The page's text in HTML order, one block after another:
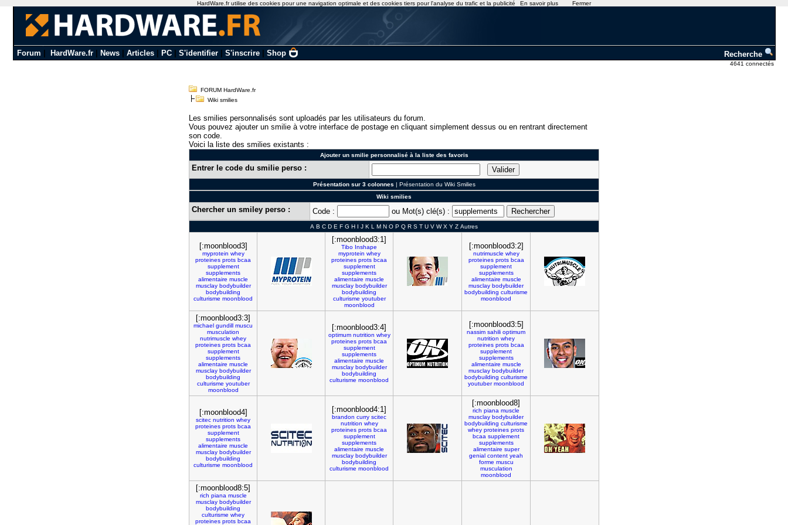
Forum HardWare.fr| News| Articles| PC| S'identifier| S'inscrire| Shop Recherche
4641 connectés
FORUM HardWare.fr
Wiki smilies
Les smilies personnalisés sont uploadés par les utilisateurs du forum.
Vous pouvez ajouter un smilie à votre interface de postage en cliquant simplement dessus ou en rentrant directement
son code.
Voici la liste des smilies existants :
Ajouter un smilie personnalisé à la liste des favoris
Entrer le code du smilie perso :
Présentation sur 3 colonnes | Présentation du Wiki Smilies
Wiki smilies
Chercher un smiley perso : Code : ou Mot(s) clé(s) :
A B C D E F G H I J K L M N O P Q R S T U V W X Y Z Autres
[:moonblood3]
myprotein whey
proteines prots bcaa
supplement
supplements
alimentaire muscle
musclay bodybuilder
bodybuilding
culturisme moonblood
[:moonblood3:1]
Tibo Inshape
myprotein whey
proteines prots bcaa
supplement
supplements
alimentaire muscle
musclay bodybuilder
bodybuilding
culturisme youtuber
moonblood
[:moonblood3:2]
nutrimuscle whey
proteines prots bcaa
supplement
supplements
alimentaire muscle
musclay bodybuilder
bodybuilding culturisme
moonblood
[:moonblood3:3]
michael gundill muscu
musculation
nutrimuscle whey
proteines prots bcaa
supplement
supplements
alimentaire muscle
musclay bodybuilder
bodybuilding
culturisme youtuber
moonblood
[:moonblood3:4]
optimum nutrition whey
proteines prots bcaa
supplement
supplements
alimentaire muscle
musclay bodybuilder
bodybuilding
culturisme moonblood
[:moonblood3:5]
nassim sahili optimum
nutrition whey
proteines prots bcaa
supplement
supplements
alimentaire muscle
musclay bodybuilder
bodybuilding culturisme
youtuber moonblood
[:moonblood4]
scitec nutrition whey
proteines prots bcaa
supplement
supplements
alimentaire muscle
musclay bodybuilder
bodybuilding
culturisme moonblood
[:moonblood4:1]
brandon curry scitec
nutrition whey
proteines prots bcaa
supplement
supplements
alimentaire muscle
musclay bodybuilder
bodybuilding
culturisme moonblood
[:moonblood8]
rich piana muscle
musclay bodybuilder
bodybuilding culturisme
whey proteines prots
bcaa supplement
supplements
alimentaire super
genial content yeah
forme muscu
musculation
moonblood
[:moonblood8:5]
rich piana muscle
musclay bodybuilder
bodybuilding
culturisme whey
proteines prots bcaa
HardWare.fr utilise des cookies pour une navigation optimale et des cookies tiers pour l'analyse du trafic et la publicité En savoir plus Fermer